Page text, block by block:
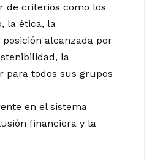
de criterios como los
la ética, la
alcanzada por
la
para todos sus grupos
en el sistema
financiera y la